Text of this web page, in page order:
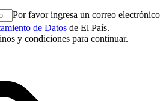
Por favor ingresa un correo electrónico
de Datos de El País.
y condiciones para continuar.